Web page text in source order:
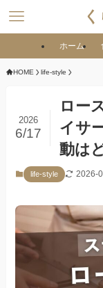
ホーム
HOME life-style
ロー
イサ
動は
2026
6/17
life-style 2026-